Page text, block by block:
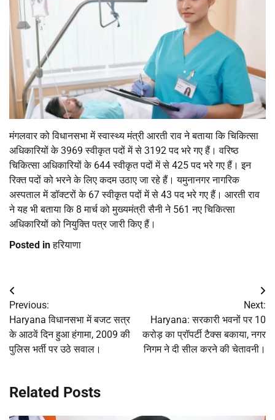
मंगलवार को विधानसभा में स्वास्थ्य मंत्री आरती राव ने बताया कि चिकित्सा
अधिकारियों के 3969 स्वीकृत पदों में से 3192 पद भरे गए हैं। वरिष्ठ
चिकित्सा अधिकारियों के 644 स्वीकृत पदों में से 425 पद भरे गए हैं। इन
रिक्त पदों को भरने के लिए कदम उठाए जा रहे हैं। यमुनानगर नागरिक
अस्पताल में डॉक्टरों के 67 स्वीकृत पदों में से 43 पद भरे गए हैं। आरती राव
ने यह भी बताया कि 8 मार्च को मुख्यमंत्री सैनी ने 561 नए चिकित्सा
अधिकारियों को नियुक्ति पत्र जारी किए हैं।
Posted inहरियाणा
Post
navigation
Previous:
Haryana विधानसभा में बजट सत्र
के आठवें दिन हुआ हंगामा, 2009 की
पुलिस भर्ती पर उठे सवाल।
Next:
Haryana: सरकारी भवनों पर 10
करोड़ का प्रॉपर्टी टैक्स बकाया, नगर
निगम ने दी सील करने की चेतावनी।
Related Posts